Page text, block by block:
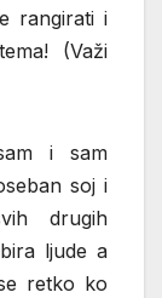
rangirati i
(Važi
i sam
soj i
drugih
ljude a
retko ko